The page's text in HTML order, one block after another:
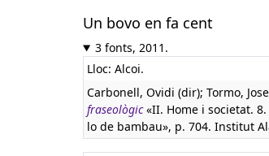
Un bovo en fa cent
3 fonts, 2011.
Lloc: Alcoi.
Carbonell, Ovidi (dir); Tormo,
fraseològic«II. Home i societat.
lo de bambau», p. 704. Institut